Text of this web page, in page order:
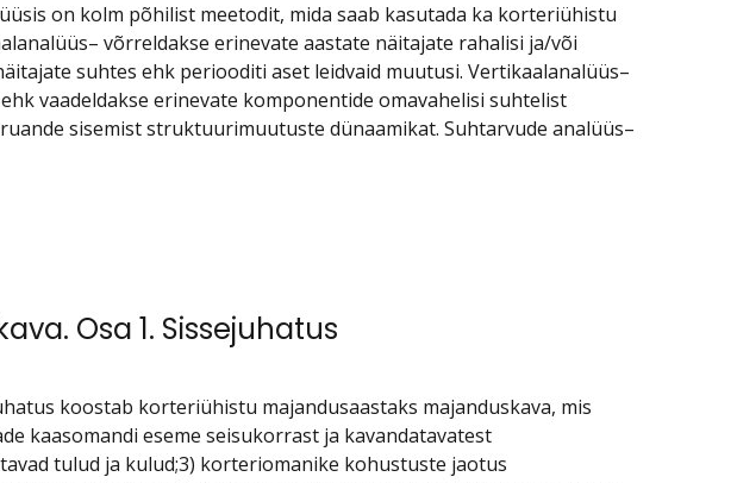
on kolm põhilist meetodit, mida saab kasutada ka korteriühistu
võrreldakse erinevate aastate näitajate rahalisi ja/või
suhtes ehk periooditi aset leidvaid muutusi. Vertikaalanalüüs–
vaadeldakse erinevate komponentide omavahelisi suhtelist
sisemist struktuurimuutuste dünaamikat. Suhtarvude analüüs–
Osa 1. Sissejuhatus
koostab korteriühistu majandusaastaks majanduskava, mis
kaasomandi eseme seisukorrast ja kavandatavatest
tulud ja kulud;3) korteriomanike kohustuste jaotus